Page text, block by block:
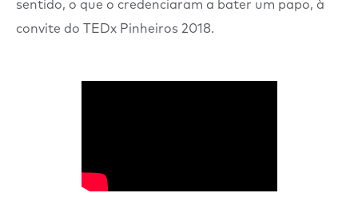
sentido, o que o credenciaram a bater um papo, à
convite do TEDx Pinheiros 2018.